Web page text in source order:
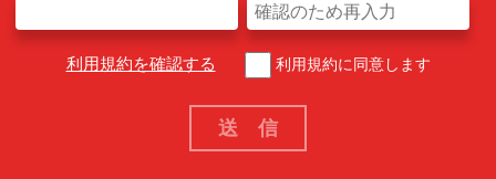
利用規約を確認する 利用規約に同意します